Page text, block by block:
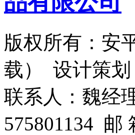
版权所有：安
载） 设计策划
联系人：魏经
575801134 邮